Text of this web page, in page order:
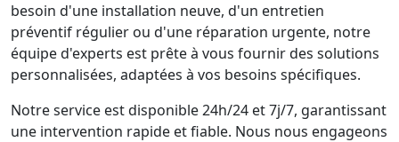
besoin d'une installation neuve, d'un entretien
préventif régulier ou d'une réparation urgente, notre
équipe d'experts est prête à vous fournir des solutions
personnalisées, adaptées à vos besoins spécifiques.
Notre service est disponible 24h/24 et 7j/7, garantissant
une intervention rapide et fiable. Nous nous engageons